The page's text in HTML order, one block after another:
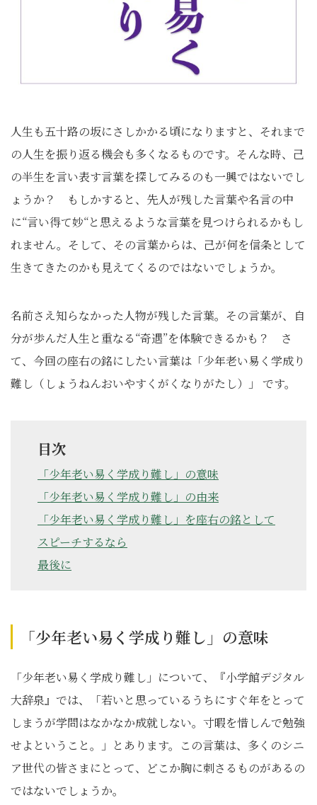
人生も五十路の坂にさしかかる頃になりますと、それまで
の人生を振り返る機会も多くなるものです。そんな時、己
の半生を言い表す言葉を探してみるのも一興ではないでし
ょうか？ もしかすると、先人が残した言葉や名言の中
に“言い得て妙“と思えるような言葉を見つけられるかもし
れません。そして、その言葉からは、己が何を信条として
生きてきたのかも見えてくるのではないでしょうか。
名前さえ知らなかった人物が残した言葉。その言葉が、自
分が歩んだ人生と重なる“奇遇”を体験できるかも？ さ
て、今回の座右の銘にしたい言葉は「少年老い易く学成り
難し（しょうねんおいやすくがくなりがたし）」 です。
目次
「少年老い易く学成り難し」の意味
「少年老い易く学成り難し」の由来
「少年老い易く学成り難し」を座右の銘として
スピーチするなら
最後に
「少年老い易く学成り難し」の意味
「少年老い易く学成り難し」について、『⼩学館デジタル
⼤辞泉』では、「若いと思っているうちにすぐ年をとって
しまうが学問はなかなか成就しない。寸暇を惜しんで勉強
せよということ。」とあります。この言葉は、多くのシニ
ア世代の皆さまにとって、どこか胸に刺さるものがあるの
ではないでしょうか。